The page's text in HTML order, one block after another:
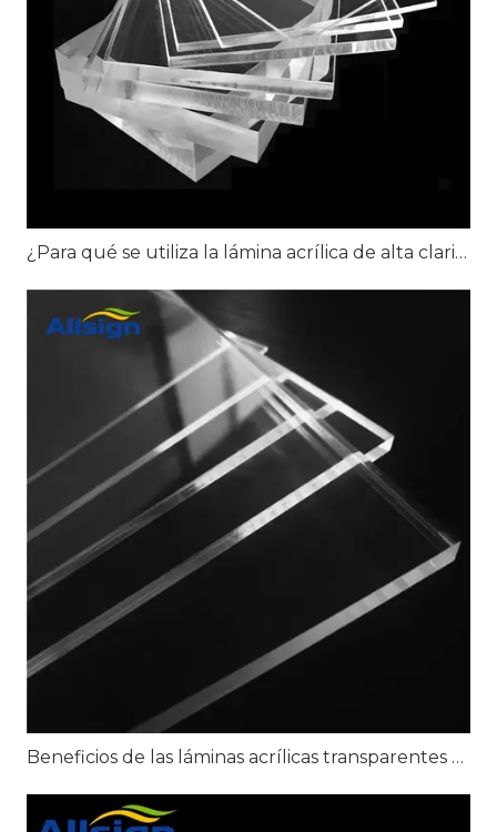
¿Para qué se utiliza la lámina acrílica de alta claridad?
Beneficios de las láminas acrílicas transparentes para señalización transparente